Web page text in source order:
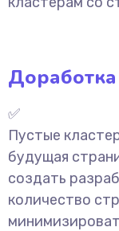
Доработка
✅
Пустые
будущая
создать
количество